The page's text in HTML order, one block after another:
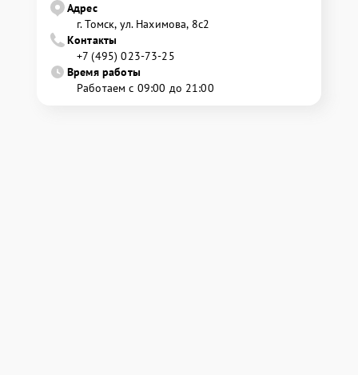
Адрес
г. Томск, ул. Нахимова, 8с2
Контакты
+7 (495) 023-73-25
Время работы
Работаем с 09:00 до 21:00